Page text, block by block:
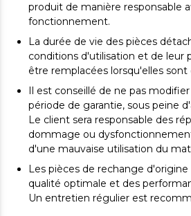
produit de manière responsable
fonctionnement.
La durée de vie des pièces
conditions d'utilisation et de leur
être remplacées lorsqu'elles
Il est conseillé de ne pas
période de garantie, sous peine
Le client sera responsable des
dommage ou
d'une mauvaise utilisation du
Les pièces de rechange
qualité optimale et des
Un entretien régulier est